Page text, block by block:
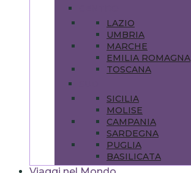
LAZIO
UMBRIA
MARCHE
EMILIA ROMAGNA
TOSCANA
SICILIA
MOLISE
CAMPANIA
SARDEGNA
PUGLIA
BASILICATA